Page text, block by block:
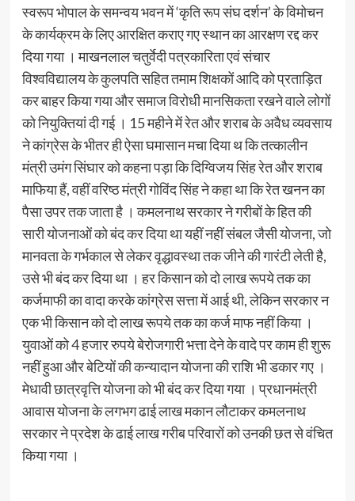
स्वरूप भोपाल के समन्वय भवन में ‘कृति रूप संघ दर्शन’ के विमोचन
के कार्यक्रम के लिए आरक्षित कराए गए स्थान का आरक्षण रद्द कर
दिया गया । माखनलाल चतुर्वेदी पत्रकारिता एवं संचार
विश्वविद्यालय के कुलपति सहित तमाम शिक्षकों आदि को प्रताड़ित
कर बाहर किया गया और समाज विरोधी मानसिकता रखने वाले लोगों
को नियुक्तियां दी गई । 15 महीने में रेत और शराब के अवैध व्यवसाय
ने कांग्रेस के भीतर ही ऐसा घमासान मचा दिया थ कि तत्कालीन
मंत्री उमंग सिंघार को कहना पड़ा कि दिग्विजय सिंह रेत और शराब
माफिया हैं, वहीं वरिष्ठ मंत्री गोविंद सिंह ने कहा था कि रेत खनन का
पैसा उपर तक जाता है । कमलनाथ सरकार ने गरीबों के हित की
सारी योजनाओं को बंद कर दिया था यहीं नहीं संबल जैसी योजना, जो
मानवता के गर्भकाल से लेकर वृद्धावस्था तक जीने की गारंटी लेती है,
उसे भी बंद कर दिया था । हर किसान को दो लाख रूपये तक का
कर्जमाफी का वादा करके कांग्रेस सत्ता में आई थी, लेकिन सरकार न
एक भी किसान को दो लाख रूपये तक का कर्ज माफ नहीं किया ।
युवाओं को 4 हजार रुपये बेरोजगारी भत्ता देने के वादे पर काम ही शुरू
नहीं हुआ और बेटियों की कन्यादान योजना की राशि भी डकार गए ।
मेधावी छात्रवृत्ति योजना को भी बंद कर दिया गया । प्रधानमंत्री
आवास योजना के लगभग ढाई लाख मकान लौटाकर कमलनाथ
सरकार ने प्रदेश के ढाई लाख गरीब परिवारों को उनकी छत से वंचित
किया गया ।